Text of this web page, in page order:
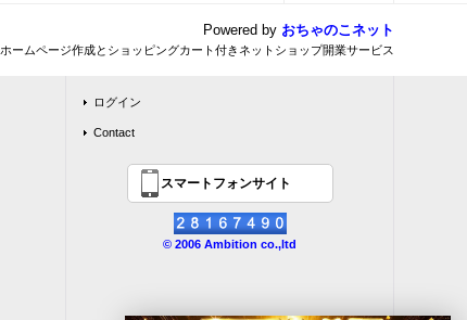
Powered by おちゃのこネット
ホームページ作成とショッピングカート付きネットショップ開業サービス
ログイン
Contact
スマートフォンサイト
© 2006 Ambition co.,ltd